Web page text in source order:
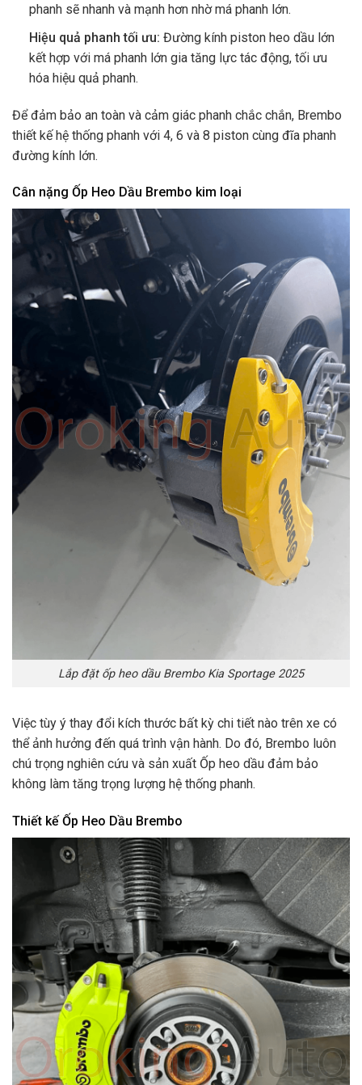
phanh sẽ nhanh và mạnh hơn nhờ má phanh lớn.
Hiệu quả phanh tối ưu: Đường kính piston heo dầu lớn
kết hợp với má phanh lớn gia tăng lực tác động, tối ưu
hóa hiệu quả phanh.
Để đảm bảo an toàn và cảm giác phanh chắc chắn, Brembo
thiết kế hệ thống phanh với 4, 6 và 8 piston cùng đĩa phanh
đường kính lớn.
Cân nặng Ốp Heo Dầu Brembo kim loại
Lắp đặt ốp heo dầu Brembo Kia Sportage 2025
Việc tùy ý thay đổi kích thước bất kỳ chi tiết nào trên xe có
thể ảnh hưởng đến quá trình vận hành. Do đó, Brembo luôn
chú trọng nghiên cứu và sản xuất Ốp heo dầu đảm bảo
không làm tăng trọng lượng hệ thống phanh.
Thiết kế Ốp Heo Dầu Brembo